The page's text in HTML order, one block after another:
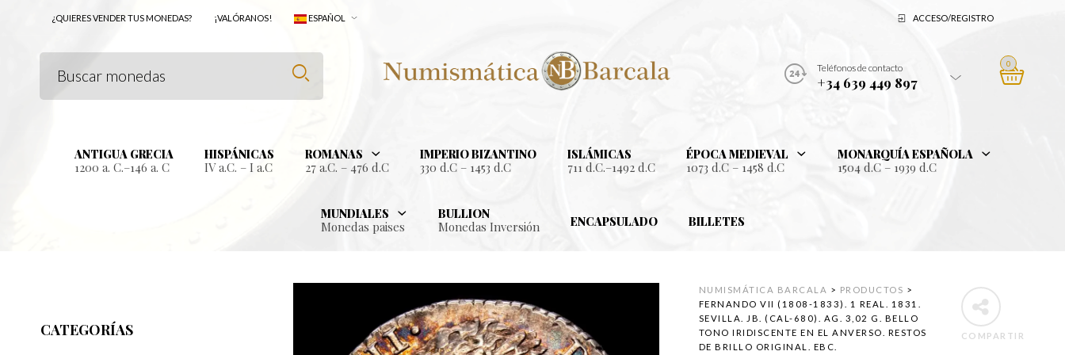
¿QUIERES VENDER TUS MONEDAS? ¡VALÓRANOS! ESPAÑOL ACCESO/REGISTRO
Teléfonos de contacto
+34 639 449 897
0
ANTIGUA GRECIA
1200 a. C.–146 a. C
HISPÁNICAS
IV a.C. – I a.C
ROMANAS
27 a.C. – 476 d.C
IMPERIO BIZANTINO
330 d.C – 1453 d.C
ISLÁMICAS
711 d.C.–1492 d.C
ÉPOCA MEDIEVAL
1073 d.C – 1458 d.C
MONARQUÍA ESPAÑOLA
1504 d.C – 1939 d.C
MUNDIALES
Monedas paises
BULLION
Monedas Inversión ENCAPSULADO BILLETES
CATEGORÍAS COMPARTIR
NUMISMÁTICA BARCALA > PRODUCTOS >
FERNANDO VII (1808-1833). 1 REAL. 1831.
SEVILLA. JB. (CAL-680). AG. 3,02 G. BELLO
TONO IRIDISCENTE EN EL ANVERSO. RESTOS
DE BRILLO ORIGINAL. EBC.